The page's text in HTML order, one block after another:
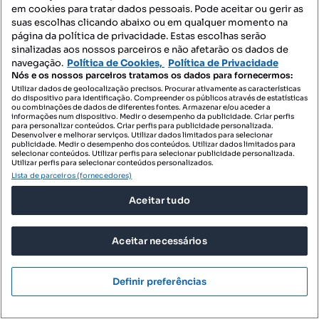
475 000 €2261,90 €/m²
Moradia isolada em Pataias e Martingança de 210
m2
Pataias e Martingança, Alcobaça, Leiria
T0 210 m²
Profissional
em cookies para tratar dados pessoais. Pode aceitar ou gerir as
suas escolhas clicando abaixo ou em qualquer momento na
página da política de privacidade. Estas escolhas serão
sinalizadas aos nossos parceiros e não afetarão os dados de
navegação. Política de Cookies, Política de Privacidade
Nós e os nossos parceiros tratamos os dados para fornecermos:
Utilizar dados de geolocalização precisos. Procurar ativamente as características
do dispositivo para identificação. Compreender os públicos através de estatísticas
ou combinações de dados de diferentes fontes. Armazenar e/ou aceder a
informações num dispositivo. Medir o desempenho da publicidade. Criar perfis
para personalizar conteúdos. Criar perfis para publicidade personalizada.
Desenvolver e melhorar serviços. Utilizar dados limitados para selecionar
publicidade. Medir o desempenho dos conteúdos. Utilizar dados limitados para
selecionar conteúdos. Utilizar perfis para selecionar publicidade personalizada.
Utilizar perfis para selecionar conteúdos personalizados.
Lista de parceiros (fornecedores)
Aceitar tudo
Aceitar necessários
Definir preferências